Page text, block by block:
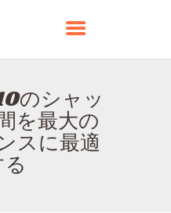
のシャッ
を最大の
スに最適
て
ー